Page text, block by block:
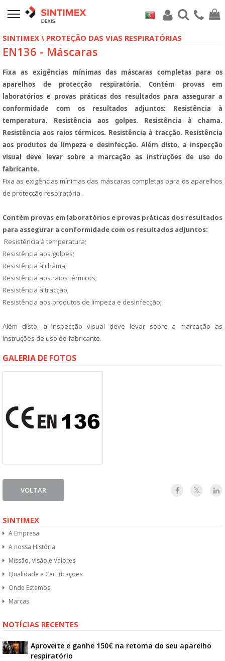
SINTIMEX \ PROTEÇÃO DAS VIAS RESPIRATÓRIAS
EN136 - Máscaras
Fixa as exigências mínimas das máscaras completas para os
aparelhos de protecção respiratória. Contém provas em
laboratórios e provas práticas dos resultados para assegurar a
conformidade com os resultados adjuntos: Resistência à
temperatura. Resistência aos golpes. Resistência à chama.
Resistência aos raios térmicos. Resistência à tracção. Resistência
aos produtos de limpeza e desinfecção. Além disto, a inspecção
visual deve levar sobre a marcação as instruções de uso do
fabricante.
Fixa as exigências mínimas das máscaras completas para os aparelhos
de protecção respiratória.
Contém provas em laboratórios e provas práticas dos resultados
para assegurar a conformidade com os resultados adjuntos:
Resistência à temperatura;
Resistência aos golpes;
Resistência à chama;
Resistência aos raios térmicos;
Resistência à tracção;
Resistência aos produtos de limpeza e desinfecção;
Além disto, a inspecção visual deve levar sobre a marcação as
instruções de uso do fabricante.
GALERIA DE FOTOS
VOLTAR
SINTIMEX
A Empresa
A nossa História
Missão, Visão e Valores
Qualidade e Certificações
Onde Estamos
Marcas
NOTÍCIAS RECENTES
Aproveite e ganhe 150€ na retoma do seu aparelho
respiratório